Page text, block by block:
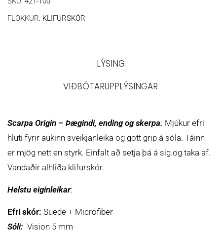
FLOKKUR: KLIFURSKÓR
LÝSING
VIÐBÓTARUPPLÝSINGAR
Scarpa Origin – Þægindi, ending og skerpa. Mjúkur efri
hluti fyrir aukinn sveikjanleika og gott grip á sóla. Táinn
er mjög nett en styrk. Einfalt að setja þá á sig.og taka af.
Vandaðir alhliða klifurskór.
Helstu eiginleikar:
Efri skór: Suede + Microfiber
Sóli: Vision 5 mm